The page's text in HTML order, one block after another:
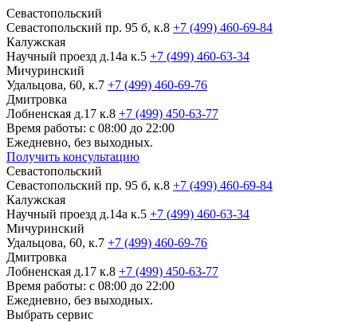
Севастопольский
Севастопольский пр. 95 б, к.8 +7 (499) 460-69-84
Калужская
Научный проезд д.14а к.5 +7 (499) 460-63-34
Мичуринский
Удальцова, 60, к.7 +7 (499) 460-69-76
Дмитровка
Лобненская д.17 к.8 +7 (499) 450-63-77
Время работы: с 08:00 до 22:00
Ежедневно, без выходных.
Получить консультацию
Севастопольский
Севастопольский пр. 95 б, к.8 +7 (499) 460-69-84
Калужская
Научный проезд д.14а к.5 +7 (499) 460-63-34
Мичуринский
Удальцова, 60, к.7 +7 (499) 460-69-76
Дмитровка
Лобненская д.17 к.8 +7 (499) 450-63-77
Время работы: с 08:00 до 22:00
Ежедневно, без выходных.
Выбрать сервис